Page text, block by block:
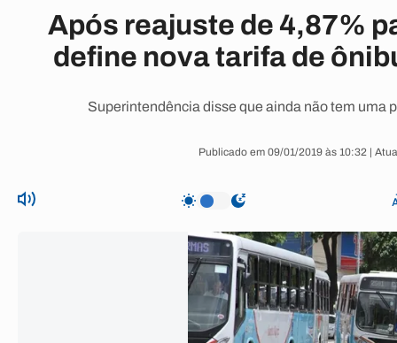
Após reajuste de 4,87%
define nova tarifa de
Superintendência disse que ainda não tem uma
Publicado em 09/01/2019 às 10:32 |